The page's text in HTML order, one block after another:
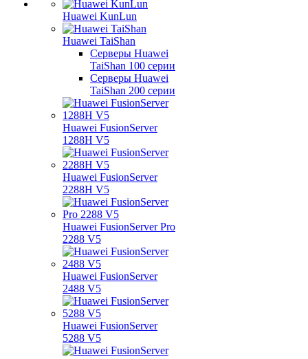
Huawei KunLun
Huawei TaiShan
Серверы Huawei
TaiShan 100 серии
Серверы Huawei
TaiShan 200 серии
Huawei FusionServer
1288H V5
Huawei FusionServer
2288H V5
Huawei FusionServer Pro
2288 V5
Huawei FusionServer
2488 V5
Huawei FusionServer
5288 V5